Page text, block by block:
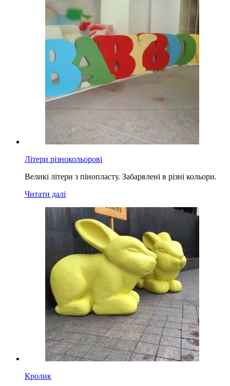
Літери різнокольорові
Великі літери з пінопласту. Забарвлені в різні кольори.
Читати далі
Кролик